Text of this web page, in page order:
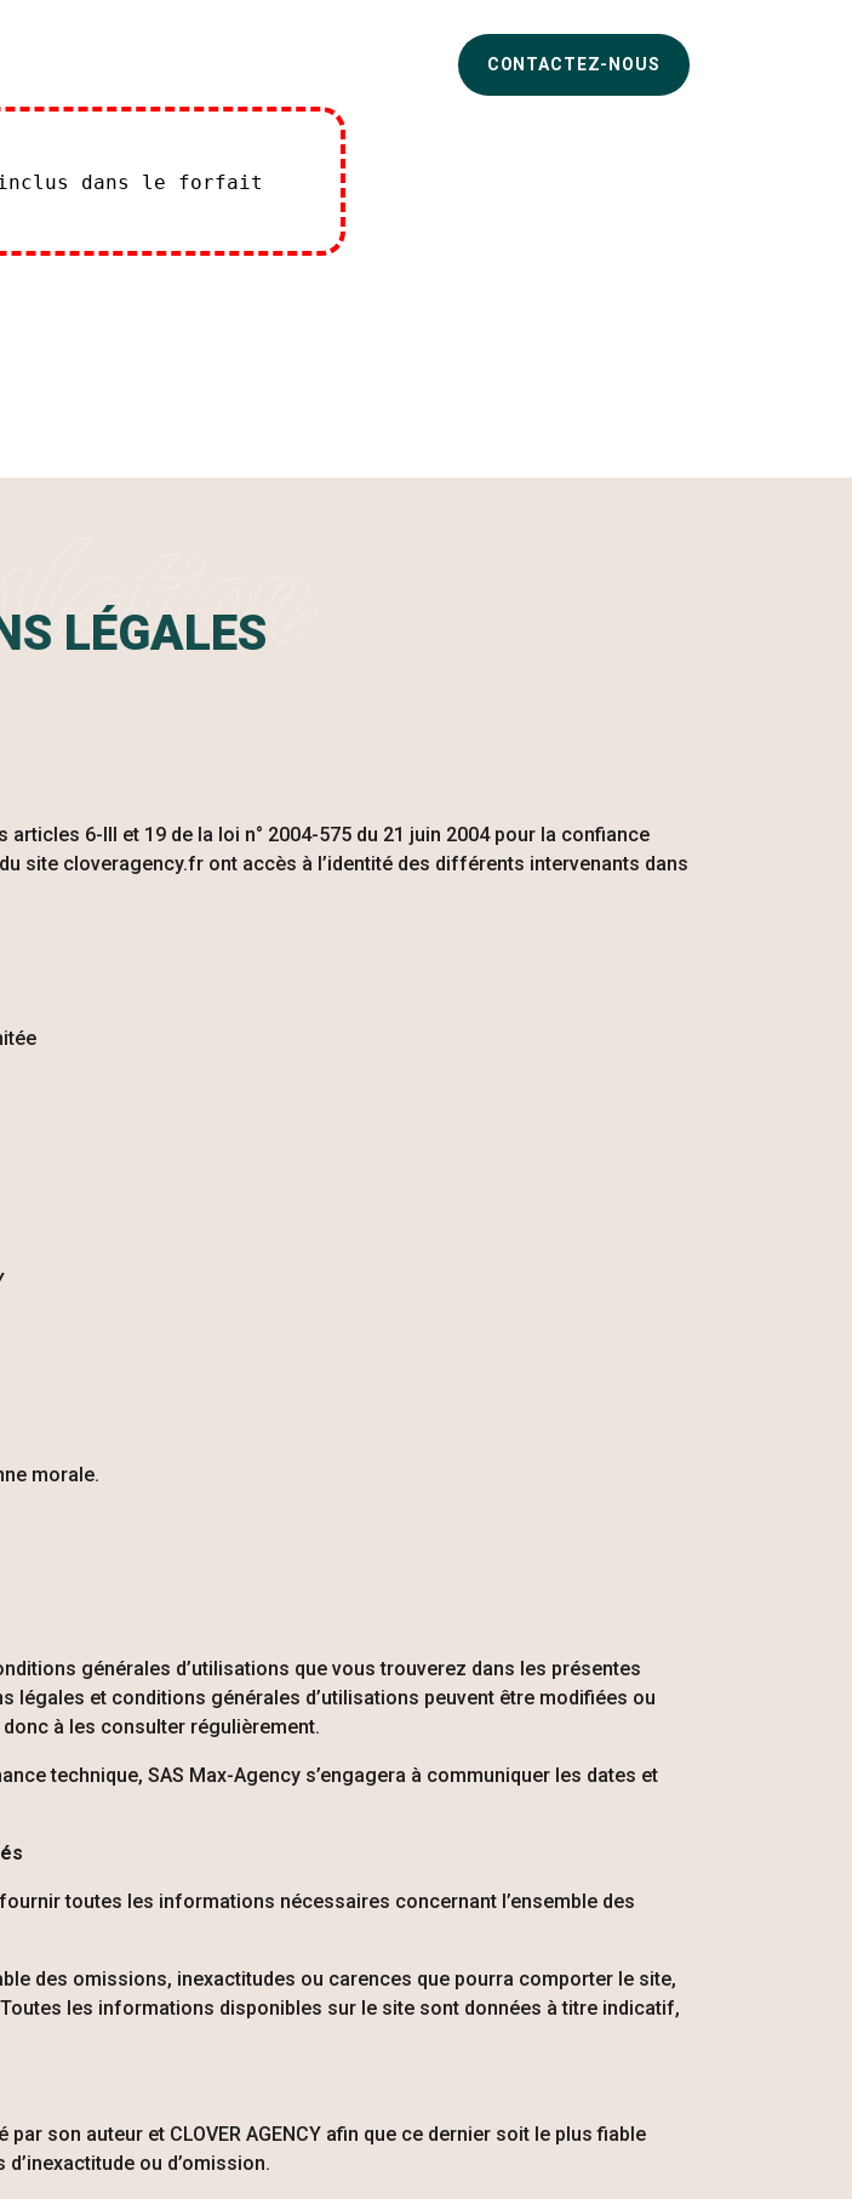
dans le forfait
CONTACTEZ-NOUS
LÉGALES
6-III et 19 de la loi n° 2004-575 du 21 juin 2004 pour la confiance
site cloveragency.fr ont accès à l’identité des différents intervenants dans
morale.
générales d’utilisations que vous trouverez dans les présentes
légales et conditions générales d’utilisations peuvent être modifiées ou
à les consulter régulièrement.
technique, SAS Max-Agency s’engagera à communiquer les dates et
toutes les informations nécessaires concernant l’ensemble des
des omissions, inexactitudes ou carences que pourra comporter le site,
les informations disponibles sur le site sont données à titre indicatif,
par son auteur et CLOVER AGENCY afin que ce dernier soit le plus fiable
ou d’omission.